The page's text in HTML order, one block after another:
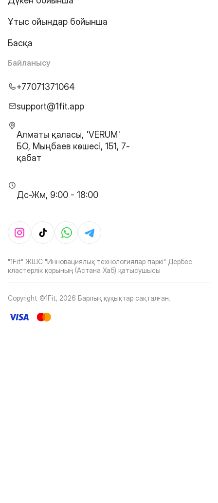
Ұтыс ойындар бойынша
Басқа
Байланысу
+77071371064
support@1fit.app
Алматы қаласы, 'VERUM'
БО, Мыңбаев көшесі, 151, 7-
қабат
Дс-Жм, 9:00 - 18:00
"1Fit" ЖШС "Инновациялық технологиялар паркі" Дербес
кластерлік қорының (Астана Хаб) қатысушысы
Copyright ©1Fit, 2026 Барлық құқықтар сақталған.